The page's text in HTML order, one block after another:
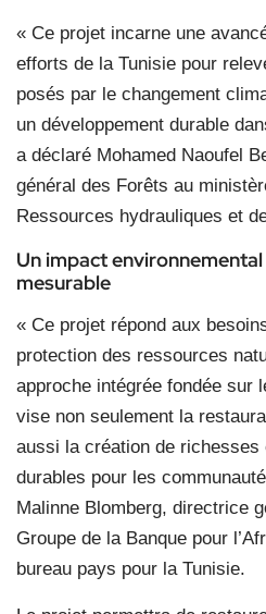
« Ce projet incarne une
efforts de la Tunisie pour
posés par le changement
un développement durable
a déclaré Mohamed Naoufel
général des Forêts au
Ressources hydrauliques et
Un impact
mesurable
« Ce projet répond aux
protection des ressources
approche intégrée fondée sur
vise non seulement la
aussi la création de
durables pour les
Malinne Blomberg, directrice
Groupe de la Banque pour
bureau pays pour la Tunisie.